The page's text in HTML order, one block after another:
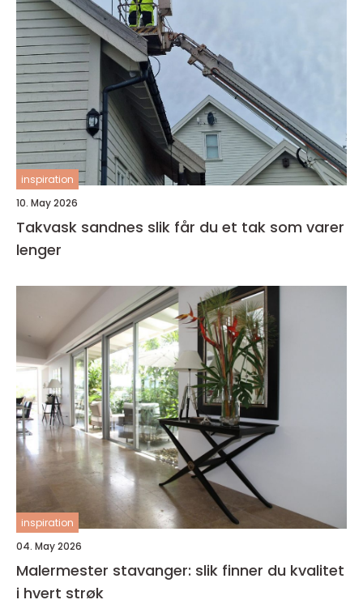
inspiration
10. May 2026
Takvask sandnes slik får du et tak som varer
lenger
inspiration
04. May 2026
Malermester stavanger: slik finner du kvalitet
i hvert strøk